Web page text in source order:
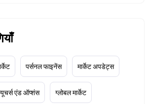
पर्सनल फाइनेंस मार्केट अपडेट्स
एंड ऑप्शंस ग्लोबल मार्केट